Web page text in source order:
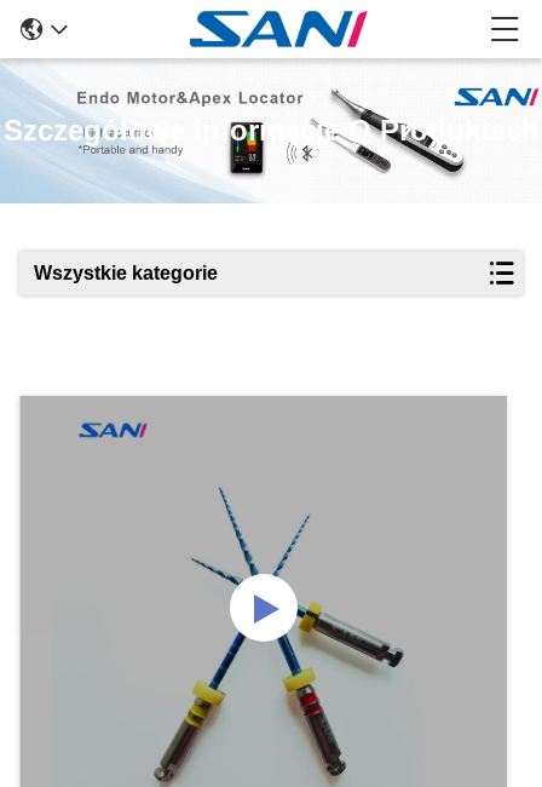
Szczegółowe Informacje O Produktach
Wszystkie kategorie